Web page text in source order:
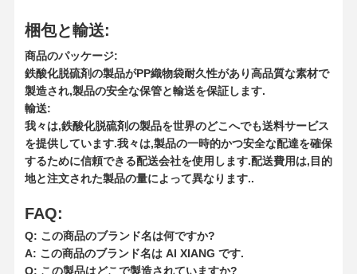
メタアクリロロキシエチルトリメチルアモニウム塩化物
アクリロロキシエチルトリメチルアモニウムクロリド
陰イオンのポリアクリルアミド
非イオンのポリアクリルアミド
複合肥 緩慢放出保護剤
カチオン性ポリアクリルアミド
梱包と輸送:
商品のパッケージ:
鉄酸化脱硫剤の製品がPP織物袋耐久性があり高品質な素材で
製造され,製品の安全な保管と輸送を保証します.
輸送:
我々は,鉄酸化脱硫剤の製品を世界のどこへでも送料サービス
を提供しています.我々は,製品の一時的かつ安全な配達を確保
するために信頼できる配送会社を使用します.配送費用は,目的
地と注文された製品の量によって異なります..
FAQ:
Q: この商品のブランド名は何ですか?
A: この商品のブランド名は AI XIANG です.
Q: この製品はどこで製造されていますか?